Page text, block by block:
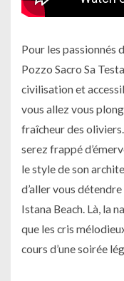
Pour les passionnés
Pozzo Sacro Sa
civilisation et
vous allez vous
fraîcheur des
serez frappé
le style de son
d’aller vous
Istana Beach. Là, la
que les cris
cours d’une soirée